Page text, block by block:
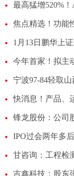
今年首家！拟主
甘咨询：工程检